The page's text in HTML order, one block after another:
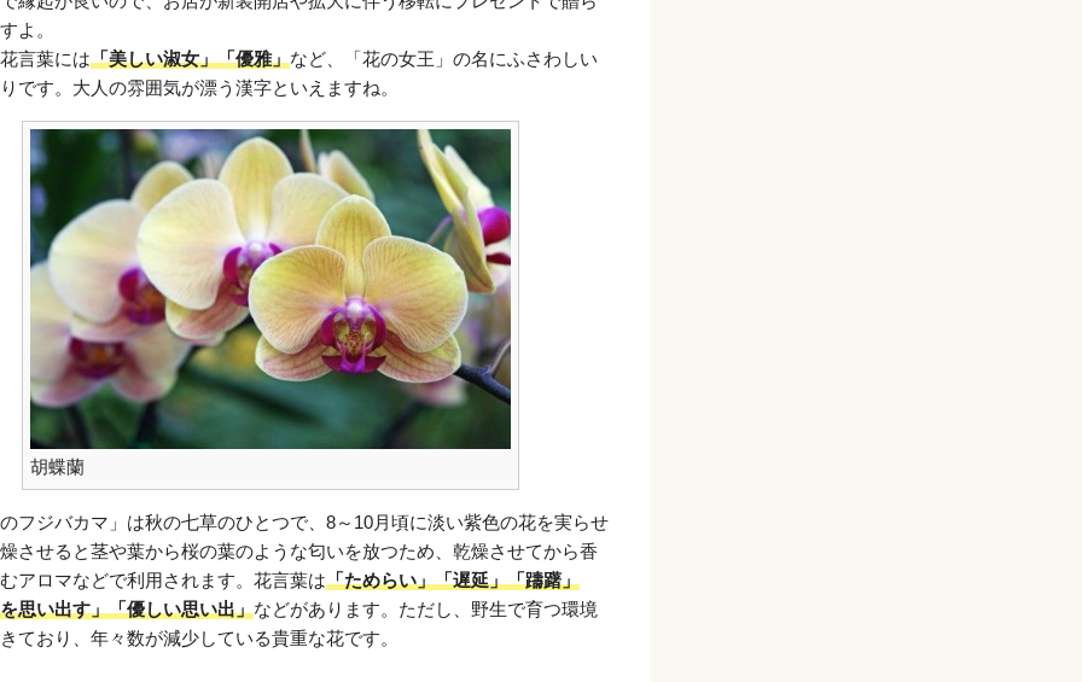
よ。
言葉には「美しい淑女」「優雅」など、「花の女王」の名にふさわしい
です。大人の雰囲気が漂う漢字といえますね。
胡蝶蘭
フジバカマ」は秋の七草のひとつで、8～10月頃に淡い紫色の花を実らせ
させると茎や葉から桜の葉のような匂いを放つため、乾燥させてから香
アロマなどで利用されます。花言葉は「ためらい」「遅延」「躊躇」
思い出す」「優しい思い出」などがあります。ただし、野生で育つ環境
ており、年々数が減少している貴重な花です。